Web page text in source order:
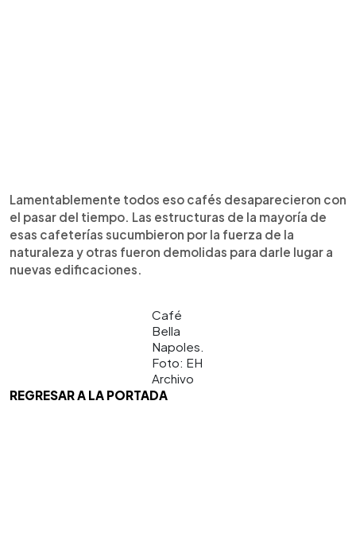
Lamentablemente todos eso cafés desaparecieron con
el pasar del tiempo. Las estructuras de la mayoría de
esas cafeterías sucumbieron por la fuerza de la
naturaleza y otras fueron demolidas para darle lugar a
nuevas edificaciones.
Café
Bella
Napoles.
Foto: EH
Archivo
REGRESAR A LA PORTADA